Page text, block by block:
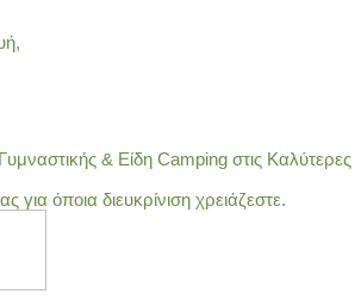
& Είδη Camping στις Καλύτερες
για όποια διευκρίνιση χρειάζεστε.